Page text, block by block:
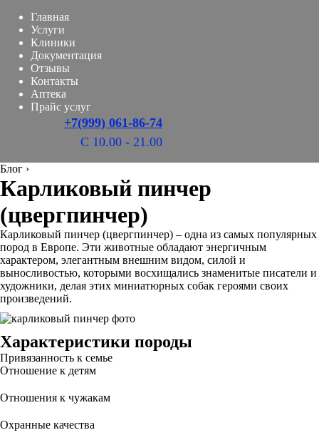
Главная
Услуги
Клиники
Документация
Отзывы
Контакты
Аптека
Прайс услуг
+7(999) 061-86-74
С 10.00 - 21.00
Блог ›
Карликовый пинчер
(цвергпинчер)
Карликовый пинчер (цвергпинчер) – одна из самых популярных
пород в Европе. Эти животные обладают энергичным
характером, элегантным внешним видом, силой и
выносливостью, которыми восхищались знаменитые писатели и
художники, делая этих миниатюрных собак героями своих
произведений.
Характеристики породы
Привязанность к семье
Отношение к детям
Отношения к чужакам
Охранные качества